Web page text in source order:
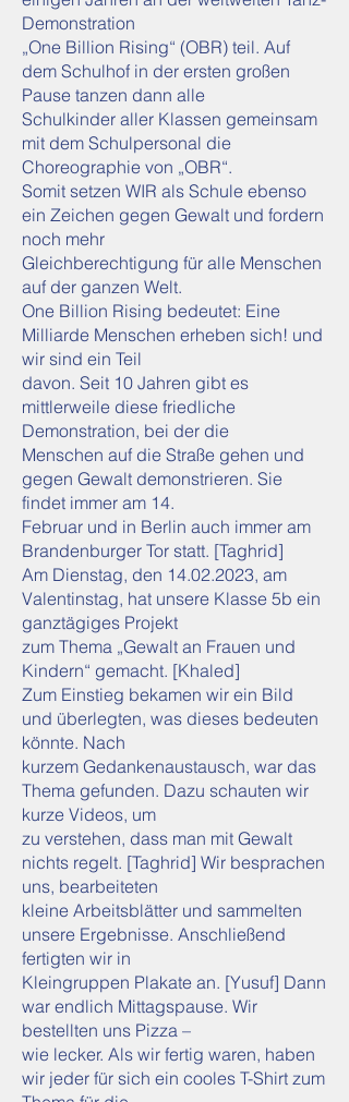
Demonstration
„One Billion Rising“ (OBR) teil. Auf
dem Schulhof in der ersten großen
Pause tanzen dann alle
Schulkinder aller Klassen gemeinsam
mit dem Schulpersonal die
Choreographie von „OBR“.
Somit setzen WIR als Schule ebenso
ein Zeichen gegen Gewalt und fordern
noch mehr
Gleichberechtigung für alle Menschen
auf der ganzen Welt.
One Billion Rising bedeutet: Eine
Milliarde Menschen erheben sich! und
wir sind ein Teil
davon. Seit 10 Jahren gibt es
mittlerweile diese friedliche
Demonstration, bei der die
Menschen auf die Straße gehen und
gegen Gewalt demonstrieren. Sie
findet immer am 14.
Februar und in Berlin auch immer am
Brandenburger Tor statt. [Taghrid]
Am Dienstag, den 14.02.2023, am
Valentinstag, hat unsere Klasse 5b ein
ganztägiges Projekt
zum Thema „Gewalt an Frauen und
Kindern“ gemacht. [Khaled]
Zum Einstieg bekamen wir ein Bild
und überlegten, was dieses bedeuten
könnte. Nach
kurzem Gedankenaustausch, war das
Thema gefunden. Dazu schauten wir
kurze Videos, um
zu verstehen, dass man mit Gewalt
nichts regelt. [Taghrid] Wir besprachen
uns, bearbeiteten
kleine Arbeitsblätter und sammelten
unsere Ergebnisse. Anschließend
fertigten wir in
Kleingruppen Plakate an. [Yusuf] Dann
war endlich Mittagspause. Wir
bestellten uns Pizza –
wie lecker. Als wir fertig waren, haben
wir jeder für sich ein cooles T-Shirt zum